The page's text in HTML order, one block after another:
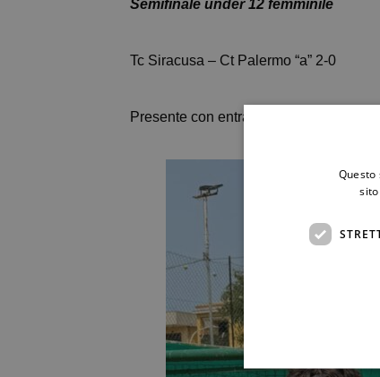
Semifinale under 12 femminile
Tc Siracusa – Ct Palermo “a” 2-0
Presente con entrambe le squadre il